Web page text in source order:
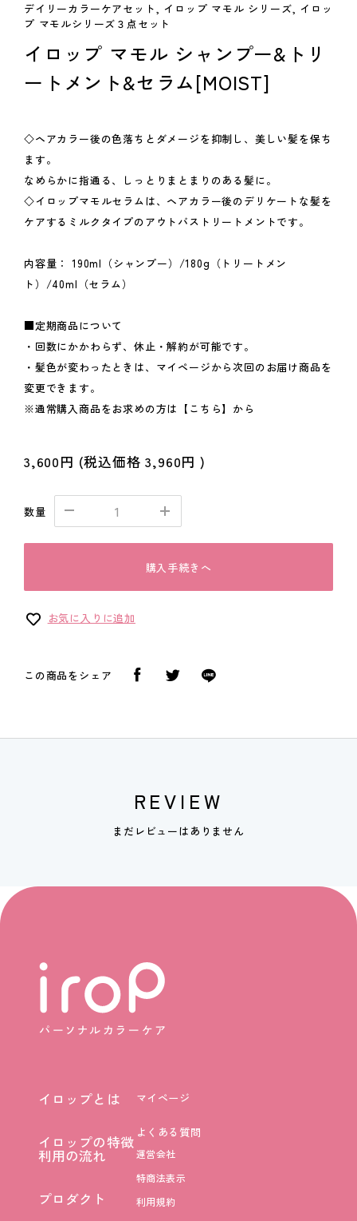
デイリーカラーケアセット, イロップ マモル シリーズ, イロッ
プ マモルシリーズ３点セット
イロップ マモル シャンプー&トリ
ートメント&セラム[MOIST]
◇ヘアカラー後の色落ちとダメージを抑制し、美しい髪を保ち
ます。
なめらかに指通る、しっとりまとまりのある髪に。
◇イロップマモルセラムは、ヘアカラー後のデリケートな髪を
ケアするミルクタイプのアウトバストリートメントです。
内容量： 190ml（シャンプー）/180g（トリートメン
ト）/40ml（セラム）
■定期商品について
・回数にかかわらず、休止・解約が可能です。
・髪色が変わったときは、マイページから次回のお届け商品を
変更できます。
※通常購入商品をお求めの方は 【こちら】 から
3,600円 (税込価格3,960円 )
数量
購入手続きへ
お気に入りに追加
この商品をシェア
REVIEW
まだレビューはありません
イロップとは
イロップの特徴
イロップの特徴
マイページ
よくある質問
利用の流れ
利用の流れ
プロダクト
運営会社
特商法表示
利用規約